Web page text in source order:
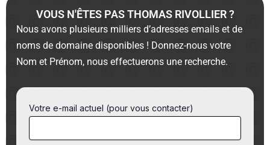
VOUS N'ÊTES PAS THOMAS RIVOLLIER ?
Nous avons plusieurs milliers d’adresses emails et de
noms de domaine disponibles ! Donnez-nous votre
Nom et Prénom, nous effectuerons une recherche.
Votre e-mail actuel (pour vous contacter)